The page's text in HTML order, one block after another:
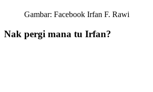
Gambar: Facebook Irfan F. Rawi
Nak pergi mana tu Irfan?